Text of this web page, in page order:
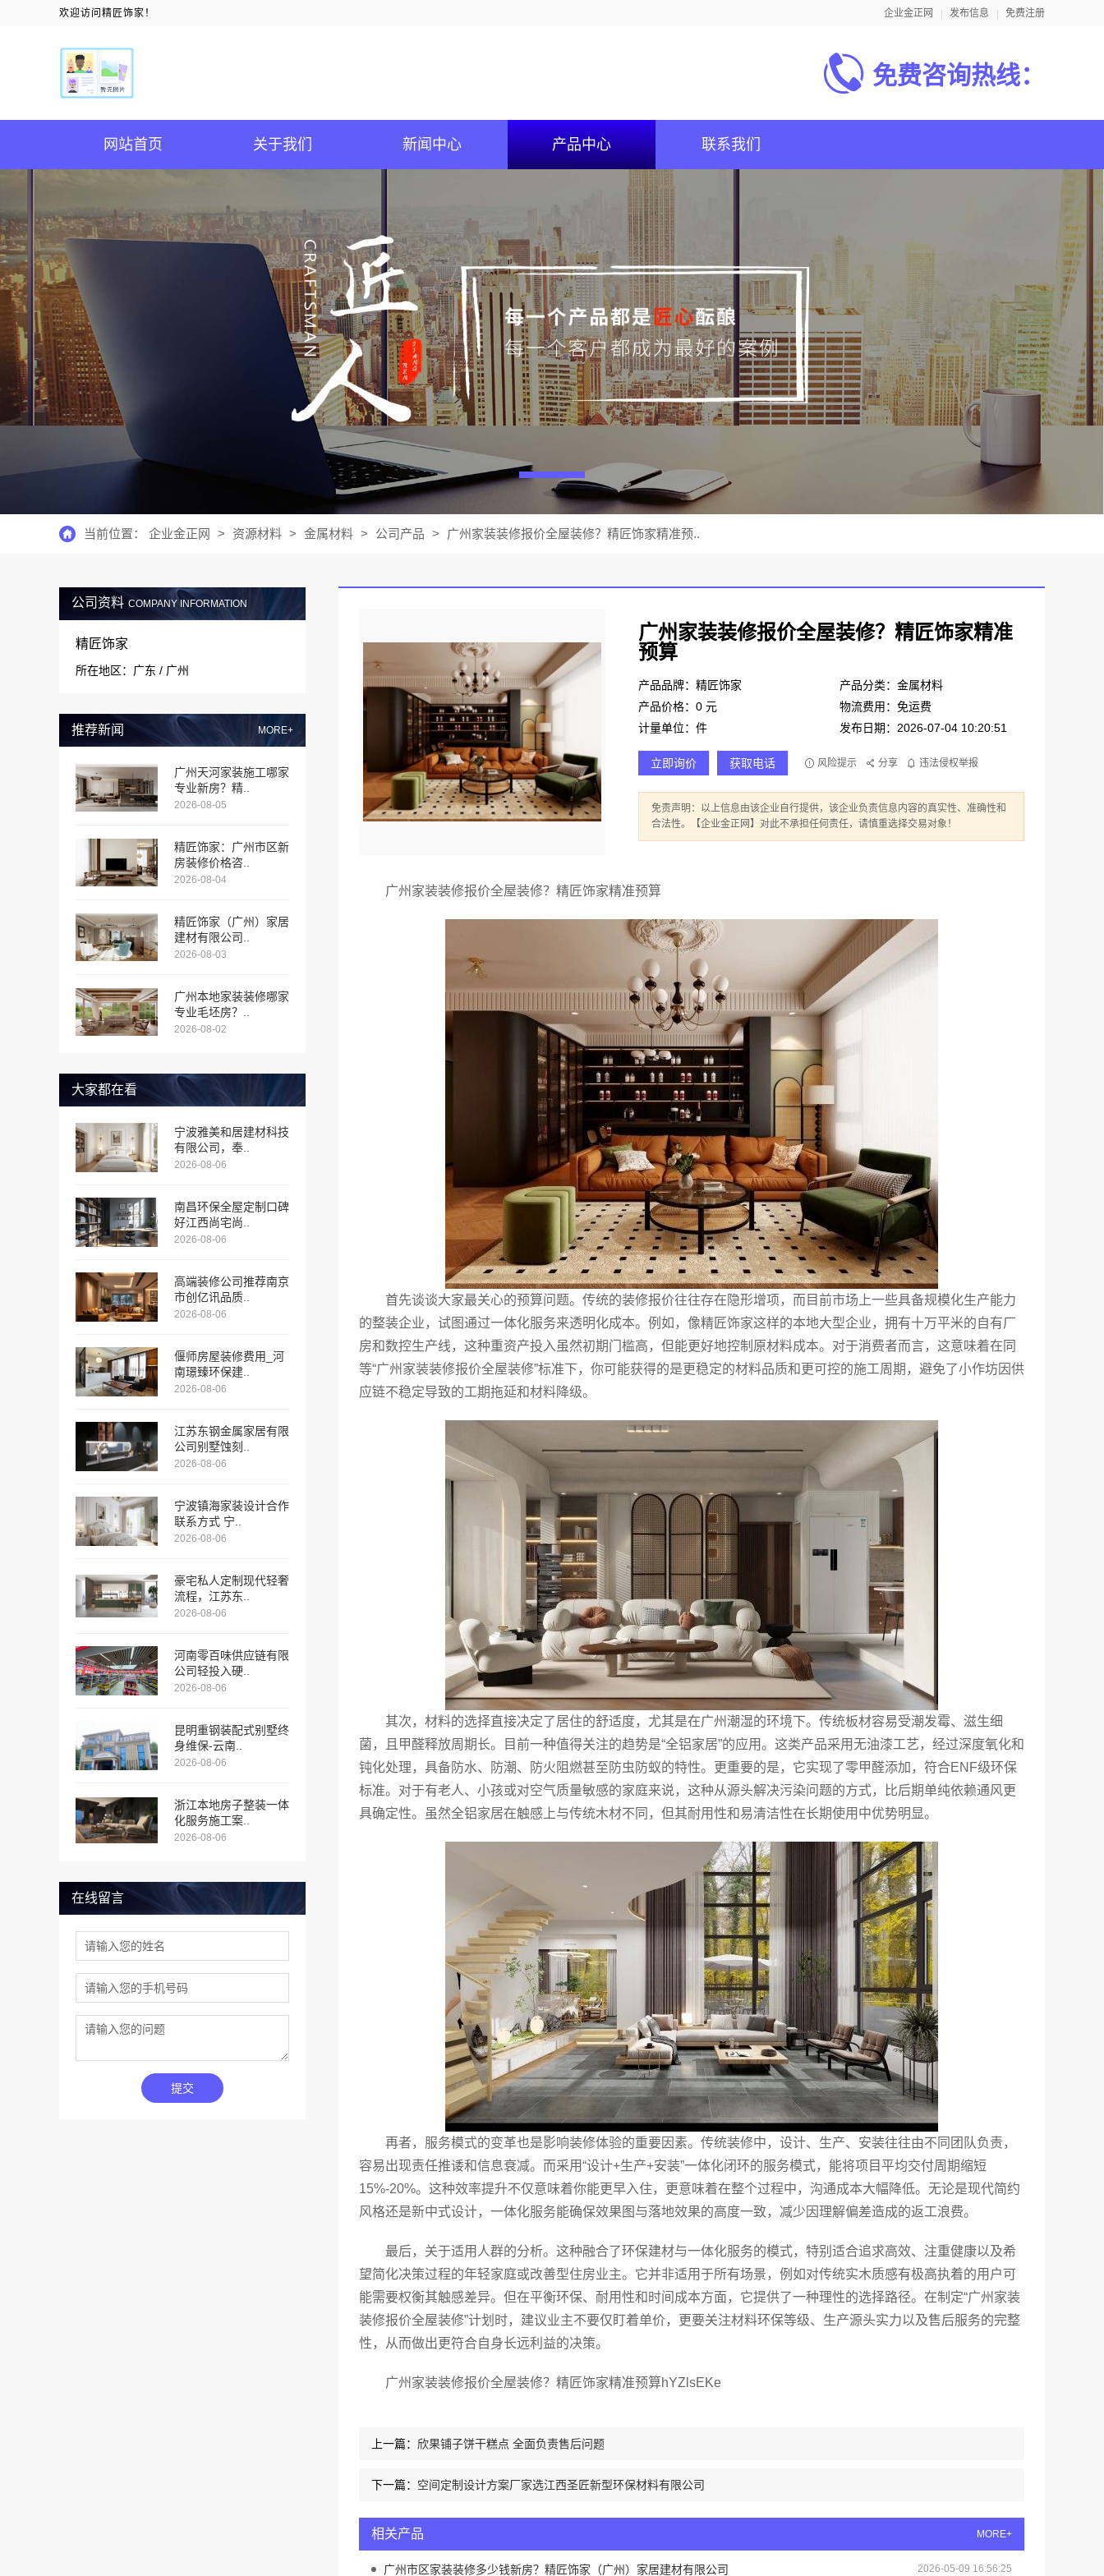
欢迎访问精匠饰家！ 企业金正网 发布信息 免费注册
免费咨询热线：
网站首页 关于我们 新闻中心 产品中心 联系我们
当前位置： 企业金正网 > 资源材料 > 金属材料 > 公司产品 > 广州家装装修报价全屋装修？精匠饰家精准预..
公司资料 COMPANY INFORMATION
精匠饰家
所在地区：广东 / 广州
推荐新闻 MORE+
广州天河家装施工哪家
专业新房？精..
2026-08-05
精匠饰家：广州市区新
房装修价格咨..
2026-08-04
精匠饰家（广州）家居
建材有限公司..
2026-08-03
广州本地家装装修哪家
专业毛坯房？..
2026-08-02
大家都在看
宁波雅美和居建材科技
有限公司，奉..
2026-08-06
南昌环保全屋定制口碑
好江西尚宅尚..
2026-08-06
高端装修公司推荐南京
市创亿讯品质..
2026-08-06
偃师房屋装修费用_河
南璟臻环保建..
2026-08-06
江苏东钢金属家居有限
公司别墅蚀刻..
2026-08-06
宁波镇海家装设计合作
联系方式 宁..
2026-08-06
豪宅私人定制现代轻奢
流程，江苏东..
2026-08-06
河南零百味供应链有限
公司轻投入硬..
2026-08-06
昆明重钢装配式别墅终
身维保-云南..
2026-08-06
浙江本地房子整装一体
化服务施工案..
2026-08-06
在线留言
提交
广州家装装修报价全屋装修？精匠饰家精准
预算
产品品牌：精匠饰家
产品分类：金属材料
产品价格：0 元
物流费用：免运费
计量单位：件
发布日期：2026-07-04 10:20:51
立即询价 获取电话 风险提示 分享 违法侵权举报
免责声明：以上信息由该企业自行提供，该企业负责信息内容的真实性、准确性和
合法性。【企业金正网】对此不承担任何责任，请慎重选择交易对象！
广州家装装修报价全屋装修？精匠饰家精准预算
首先谈谈大家最关心的预算问题。传统的装修报价往往存在隐形增项，而目前市场上一些具备规模化生产能力
的整装企业，试图通过一体化服务来透明化成本。例如，像精匠饰家这样的本地大型企业，拥有十万平米的自有厂
房和数控生产线，这种重资产投入虽然初期门槛高，但能更好地控制原材料成本。对于消费者而言，这意味着在同
等“广州家装装修报价全屋装修”标准下，你可能获得的是更稳定的材料品质和更可控的施工周期，避免了小作坊因供
应链不稳定导致的工期拖延和材料降级。
其次，材料的选择直接决定了居住的舒适度，尤其是在广州潮湿的环境下。传统板材容易受潮发霉、滋生细
菌，且甲醛释放周期长。目前一种值得关注的趋势是“全铝家居”的应用。这类产品采用无油漆工艺，经过深度氧化和
钝化处理，具备防水、防潮、防火阻燃甚至防虫防蚁的特性。更重要的是，它实现了零甲醛添加，符合ENF级环保
标准。对于有老人、小孩或对空气质量敏感的家庭来说，这种从源头解决污染问题的方式，比后期单纯依赖通风更
具确定性。虽然全铝家居在触感上与传统木材不同，但其耐用性和易清洁性在长期使用中优势明显。
再者，服务模式的变革也是影响装修体验的重要因素。传统装修中，设计、生产、安装往往由不同团队负责，
容易出现责任推诿和信息衰减。而采用“设计+生产+安装”一体化闭环的服务模式，能将项目平均交付周期缩短
15%-20%。这种效率提升不仅意味着你能更早入住，更意味着在整个过程中，沟通成本大幅降低。无论是现代简约
风格还是新中式设计，一体化服务能确保效果图与落地效果的高度一致，减少因理解偏差造成的返工浪费。
最后，关于适用人群的分析。这种融合了环保建材与一体化服务的模式，特别适合追求高效、注重健康以及希
望简化决策过程的年轻家庭或改善型住房业主。它并非适用于所有场景，例如对传统实木质感有极高执着的用户可
能需要权衡其触感差异。但在平衡环保、耐用性和时间成本方面，它提供了一种理性的选择路径。在制定“广州家装
装修报价全屋装修”计划时，建议业主不要仅盯着单价，更要关注材料环保等级、生产源头实力以及售后服务的完整
性，从而做出更符合自身长远利益的决策。
广州家装装修报价全屋装修？精匠饰家精准预算hYZlsEKe
上一篇： 欣果铺子饼干糕点 全面负责售后问题
下一篇： 空间定制设计方案厂家选江西圣匠新型环保材料有限公司
相关产品 MORE+
广州市区家装装修多少钱新房？精匠饰家（广州）家居建材有限公司 2026-05-09 16:56:25